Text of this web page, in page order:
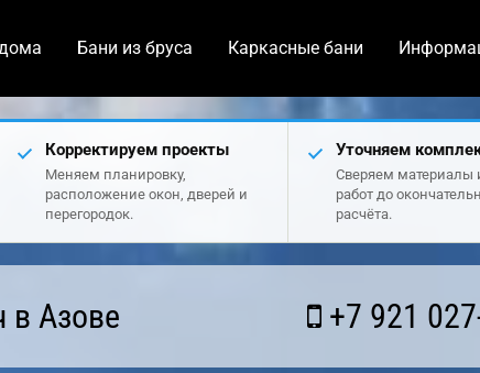
Бани из бруса Каркасные бани
Корректируем проекты
Меняем планировку,
расположение окон, дверей и
перегородок.
Уточняем
Сверяем материалы
работ до
расчёта.
Азове +7 921